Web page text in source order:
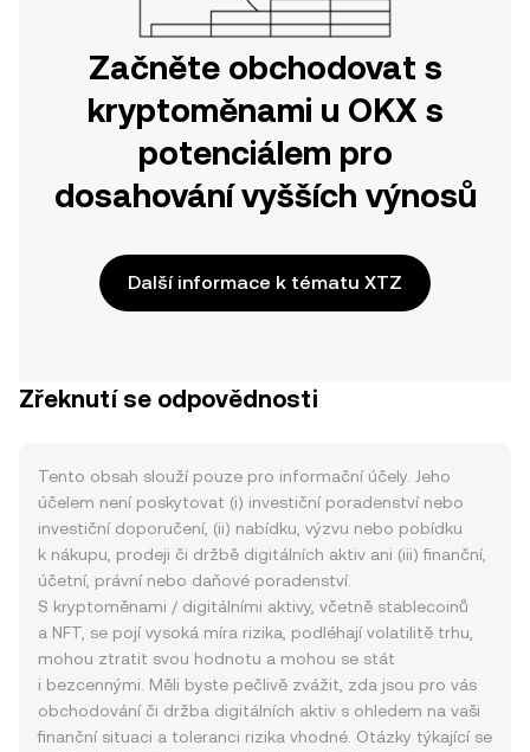
Začněte obchodovat s
kryptoměnami u OKX s
potenciálem pro
dosahování vyšších výnosů
Další informace k tématu XTZ
Zřeknutí se odpovědnosti
Tento obsah slouží pouze pro informační účely. Jeho
účelem není poskytovat (i) investiční poradenství nebo
investiční doporučení, (ii) nabídku, výzvu nebo pobídku
k nákupu, prodeji či držbě digitálních aktiv ani (iii) finanční,
účetní, právní nebo daňové poradenství.
S kryptoměnami / digitálními aktivy, včetně stablecoinů
a NFT, se pojí vysoká míra rizika, podléhají volatilitě trhu,
mohou ztratit svou hodnotu a mohou se stát
i bezcennými. Měli byste pečlivě zvážit, zda jsou pro vás
obchodování či držba digitálních aktiv s ohledem na vaši
finanční situaci a toleranci rizika vhodné. Otázky týkající se